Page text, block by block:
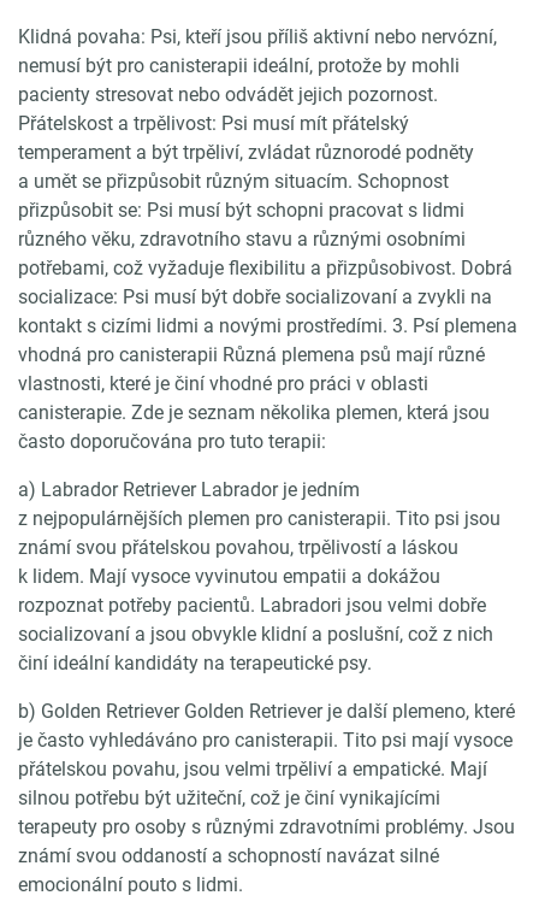
Klidná povaha: Psi, kteří jsou příliš aktivní nebo nervózní,
nemusí být pro canisterapii ideální, protože by mohli
pacienty stresovat nebo odvádět jejich pozornost.
Přátelskost a trpělivost: Psi musí mít přátelský
temperament a být trpěliví, zvládat různorodé podněty
a umět se přizpůsobit různým situacím. Schopnost
přizpůsobit se: Psi musí být schopni pracovat s lidmi
různého věku, zdravotního stavu a různými osobními
potřebami, což vyžaduje flexibilitu a přizpůsobivost. Dobrá
socializace: Psi musí být dobře socializovaní a zvykli na
kontakt s cizími lidmi a novými prostředími. 3. Psí plemena
vhodná pro canisterapii Různá plemena psů mají různé
vlastnosti, které je činí vhodné pro práci v oblasti
canisterapie. Zde je seznam několika plemen, která jsou
často doporučována pro tuto terapii:
a) Labrador Retriever Labrador je jedním
z nejpopulárnějších plemen pro canisterapii. Tito psi jsou
známí svou přátelskou povahou, trpělivostí a láskou
k lidem. Mají vysoce vyvinutou empatii a dokážou
rozpoznat potřeby pacientů. Labradori jsou velmi dobře
socializovaní a jsou obvykle klidní a poslušní, což z nich
činí ideální kandidáty na terapeutické psy.
b) Golden Retriever Golden Retriever je další plemeno, které
je často vyhledáváno pro canisterapii. Tito psi mají vysoce
přátelskou povahu, jsou velmi trpěliví a empatické. Mají
silnou potřebu být užiteční, což je činí vynikajícími
terapeuty pro osoby s různými zdravotními problémy. Jsou
známí svou oddaností a schopností navázat silné
emocionální pouto s lidmi.